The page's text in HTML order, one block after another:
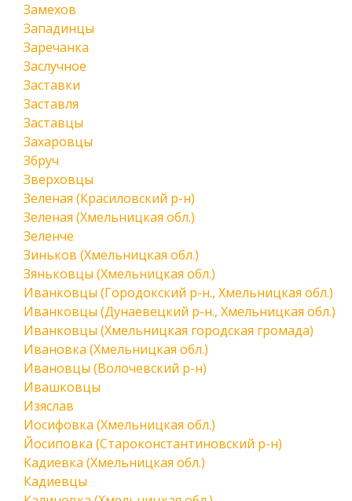
Замехов
Западинцы
Заречанка
Заслучное
Заставки
Заставля
Заставцы
Захаровцы
Збруч
Зверховцы
Зеленая (Красиловский р-н)
Зеленая (Хмельницкая обл.)
Зеленче
Зиньков (Хмельницкая обл.)
Зяньковцы (Хмельницкая обл.)
Иванковцы (Городокский р-н., Хмельницкая обл.)
Иванковцы (Дунаевецкий р-н., Хмельницкая обл.)
Иванковцы (Хмельницкая городская громада)
Ивановка (Хмельницкая обл.)
Ивановцы (Волочевский р-н)
Ивашковцы
Изяслав
Иосифовка (Хмельницкая обл.)
Йосиповка (Староконстантиновский р-н)
Кадиевка (Хмельницкая обл.)
Кадиевцы